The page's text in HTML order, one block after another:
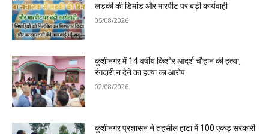
लड़की की डिमांड और मारपीट पर बड़ी कार्यवाही
05/08/2026
कुशीनगर में 14 वर्षीय किशोर आदर्श चौहान की हत्या,
रंगदारी न देने का हत्या का आरोप
02/08/2026
कुशीनगर प्रशासन ने तहसील हाटा में 100 एकड़ सरकारी